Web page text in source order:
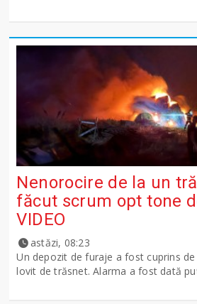
Nenorocire de la un
făcut scrum opt tone
VIDEO
astăzi, 08:23
Un depozit de furaje a fost cuprins
lovit de trăsnet. Alarma a fost dată